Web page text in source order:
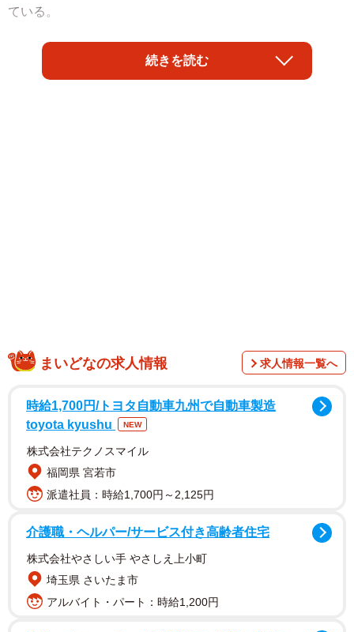
ている。
3年前に京都市に移住したという、京都時
間.jp（@kyototime_jp）こと、森山正明さん。この日の早
のご迷惑になるため、お店の周辺に並ばれないようお願い
申し上げます」という注意書きが掲載されている。だが現
実は動画の通りだ。
「近所迷惑」「風情や情緒は…」
「インバウンド客が多過ぎる…」
「なんで京都来てまでスタバ？」
がいたら」
「これ、近所迷惑でしかない。開店当初は『店の前に並ば
ないでください』ってやってなかったっけ？」
「風情や情緒とかはもう消えてしまったんかな」
続きを読む
まいどなの求人情報 求人情報一覧へ
時給1,700円/トヨタ自動車九州で自動車製造
toyota kyushu
NEW
株式会社テクノスマイル
福岡県 宮若市
派遣社員：時給1,700円～2,125円
介護職・ヘルパー/サービス付き高齢者住宅
株式会社やさしい手 やさしえ上小町
埼玉県 さいたま市
アルバイト・パート：時給1,200円